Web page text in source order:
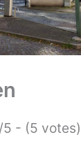
5 - (5 votes)